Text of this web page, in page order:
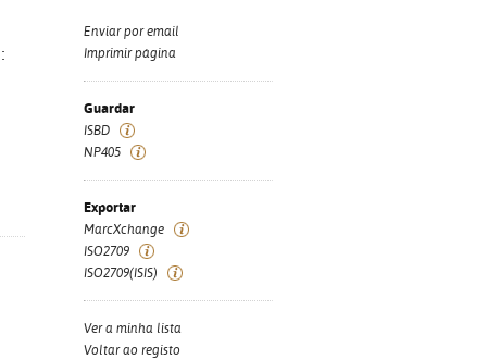
Enviar por email
Imprimir página
Guardar
ISBD
NP405
Exportar
MarcXchange
ISO2709
ISO2709(ISIS)
Ver a minha lista
Voltar ao registo